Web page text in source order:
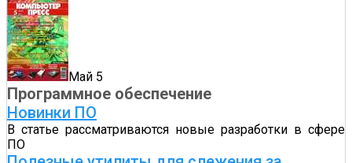
Май 5
Программное обеспечение
Новинки ПО
В статье рассматриваются новые разработки в сфере
ПО